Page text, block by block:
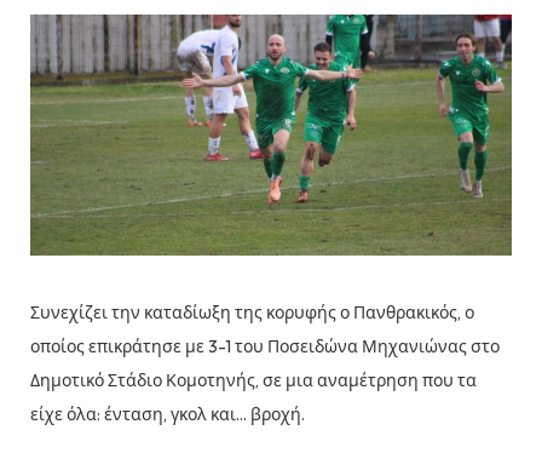
Συνεχίζει την καταδίωξη της κορυφής ο Πανθρακικός, ο
οποίος επικράτησε με 3-1 του Ποσειδώνα Μηχανιώνας στο
Δημοτικό Στάδιο Κομοτηνής, σε μια αναμέτρηση που τα
είχε όλα: ένταση, γκολ και… βροχή.